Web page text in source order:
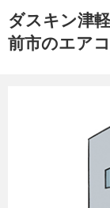
ダスキン津
前市のエア